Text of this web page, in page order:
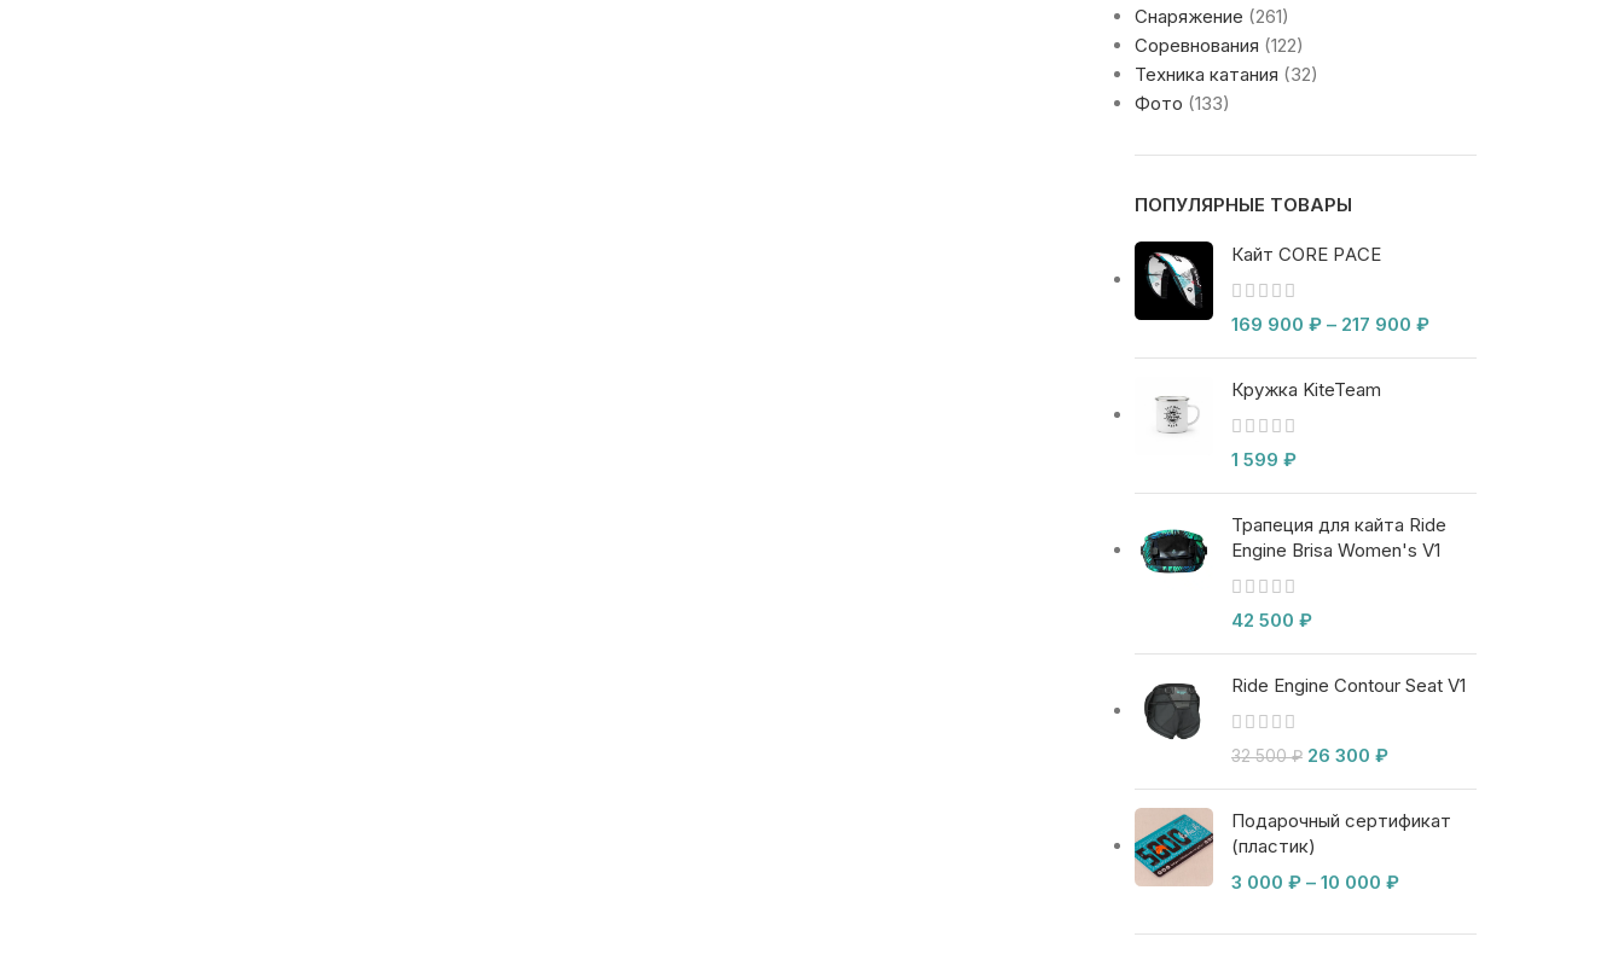
Снаряжение (261)
Соревнования (122)
Техника катания (32)
Фото (133)
ПОПУЛЯРНЫЕ ТОВАРЫ
Кайт CORE PACE
169 900 ₽ – 217 900 ₽
Кружка KiteTeam
1 599 ₽
Трапеция для кайта Ride
Engine Brisa Women's V1
42 500 ₽
Ride Engine Contour Seat V1
32 500₽ 26 300 ₽
Подарочный сертификат
(пластик)
3 000 ₽ – 10 000 ₽